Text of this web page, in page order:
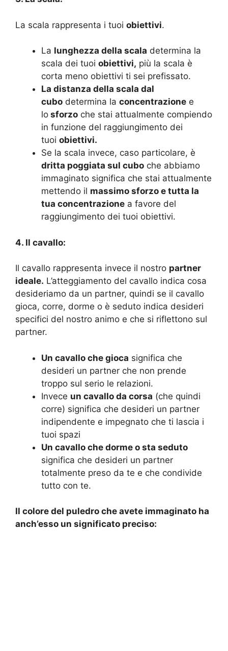
La scala rappresenta i tuoi obiettivi.
La lunghezza della scala determina la
scala dei tuoi obiettivi, più la scala è
corta meno obiettivi ti sei prefissato.
La distanza della scala dal
cubo determina la concentrazione e
lo sforzo che stai attualmente compiendo
in funzione del raggiungimento dei
tuoi obiettivi.
Se la scala invece, caso particolare, è
dritta poggiata sul cubo che abbiamo
immaginato significa che stai attualmente
mettendo il massimo sforzo e tutta la
tua concentrazione a favore del
raggiungimento dei tuoi obiettivi.
4. Il cavallo:
Il cavallo rappresenta invece il nostro partner
ideale. L’atteggiamento del cavallo indica cosa
desideriamo da un partner, quindi se il cavallo
gioca, corre, dorme o è seduto indica desideri
specifici del nostro animo e che si riflettono sul
partner.
Un cavallo che gioca significa che
desideri un partner che non prende
troppo sul serio le relazioni.
Invece un cavallo da corsa (che quindi
corre) significa che desideri un partner
indipendente e impegnato che ti lascia i
tuoi spazi
Un cavallo che dorme o sta seduto
significa che desideri un partner
totalmente preso da te e che condivide
tutto con te.
Il colore del puledro che avete immaginato ha
anch’esso un significato preciso: